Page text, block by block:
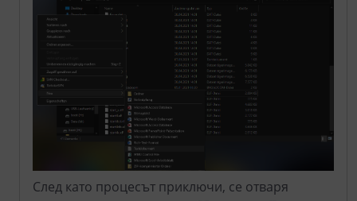
След като процесът приключи, се отваря